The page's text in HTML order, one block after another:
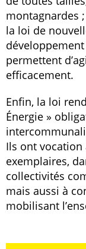
montagnardes
la loi de
permettent
efficacement.
Enfin, la loi
Énergie »
Ils ont
exemplaires,
collectivités
mais aussi à
mobilisant